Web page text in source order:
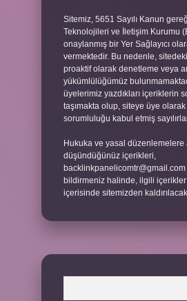
Sitemiz, 5651 Sayılı Kanun
Teknolojileri ve İletişim Kurumu
onaylanmış bir Yer Sağlayıcı
vermektedir. Bu nedenle,
proaktif olarak denetleme veya
yükümlülüğümüz
üyelerimiz yazdıkları içeriklerin
taşımakta olup, siteye üye olarak
sorumluluğu kabul etmiş
Hukuka ve yasal düzenlemelere
düşündüğünüz içerikleri,
backlinkpanelicomtr@gmail.com
bildirmeniz halinde, ilgili
içerisinde sitemizden